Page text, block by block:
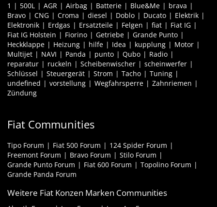
1 500L AGR Airbag Batterie Blue&Me
brava
Bravo
CNG Croma diesel Doblo Ducato
Elektrik
Elektronik
Erdgas Ersatzteile Felgen fiat
Fiat IG
Fiat IG Holstein
Fiorino Getriebe
Grande Punto
Heckklappe
Heizung hilfe Idea kupplung
Motor
Multijet
NAVI Panda punto Qubo
Radio
reparatur
ruckeln Scheibenwischer
scheinwerfer
Schlüssel
Steuergerät Strom Tacho
Tuning
undefined
vorstellung Wegfahrsperre
Zahnriemen
Zündung
Fiat Communities
Tipo Forum Fiat 500 Forum
124 Spider Forum
Freemont Forum
Bravo Forum
Stilo Forum
Grande Punto Forum
Fiat 600 Forum
Topolino Forum
Grande Panda Forum
Weitere Fiat Konzen Marken Communities